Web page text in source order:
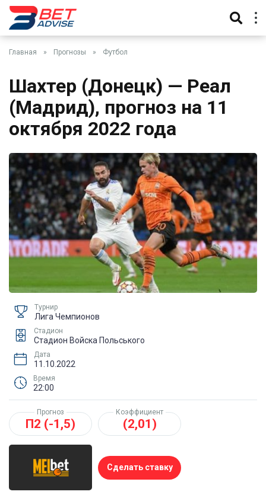
Главная » Прогнозы » Футбол
Шахтер (Донецк) — Реал
(Мадрид), прогноз на 11
октября 2022 года
Турнир
Лига Чемпионов
Стадион
Стадион Войска Польського
Дата
11.10.2022
Время
22:00
Прогноз
П2 (-1,5)
Коэффициент
(2,01)
Сделать ставку